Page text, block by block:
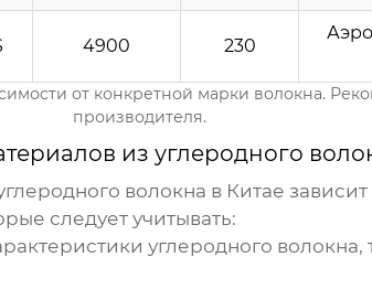
4900 230
от конкретной марки волокна.
производителя.
из углеродного
волокна в Китае
следует учитывать:
углеродного волокна,